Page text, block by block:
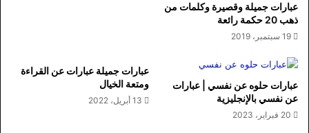
عبارات جميلة وقصيرة وكلمات من
ذهب 20 حكمة رائعة
19 سبتمبر، 2019
عبارات حلوه عن نفسي | عبارات
عن نفسي بالإنجليزية
20 فبراير، 2023
عبارات جميلة عبارات عن القراءة
ومتعة الخيال
13 أبريل، 2022